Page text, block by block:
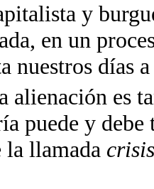
y
en un
nuestros días
alienación es
puede y
la llamada